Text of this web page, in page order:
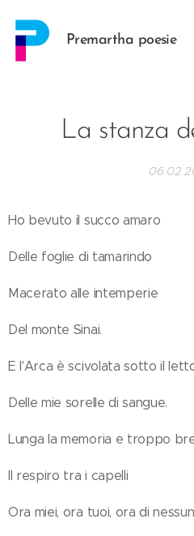
Premartha poesie
La stanza
Ho bevuto il succo amaro
Delle foglie di tamarindo
Macerato alle intemperie
Del monte Sinai.
E l'Arca è scivolata sotto il
Delle mie sorelle di sangue.
Lunga la memoria e troppo
Il respiro tra i capelli
Ora miei, ora tuoi, ora di